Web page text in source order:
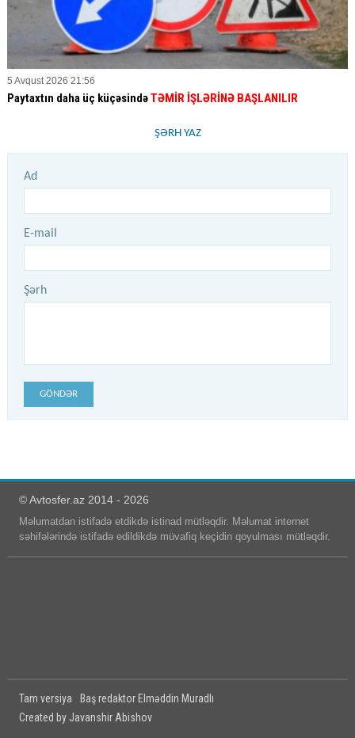
5 Avqust 2026 21:56
Paytaxtın daha üç küçəsindəTƏMİR İŞLƏRİNƏ BAŞLANILIR
ŞƏRH YAZ
Ad
E-mail
Şərh
GÖNDƏR
© Avtosfer.az 2014 - 2026
Məlumatdan istifadə etdikdə istinad mütləqdir. Məlumat internet
səhifələrində istifadə edildikdə müvafiq keçidin qoyulması mütləqdir.
Tam versiya
Baş redaktor Elməddin Muradlı
Created by Javanshir Abishov